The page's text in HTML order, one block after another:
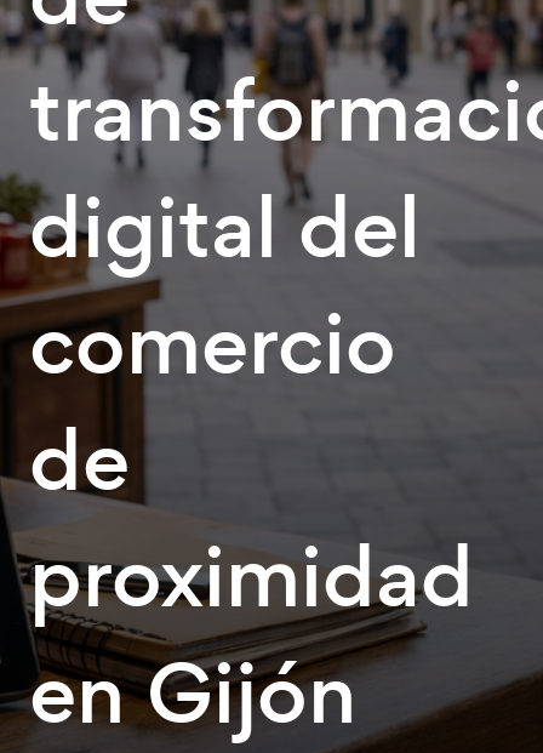
digital del
comercio
de
proximidad
en Gijón